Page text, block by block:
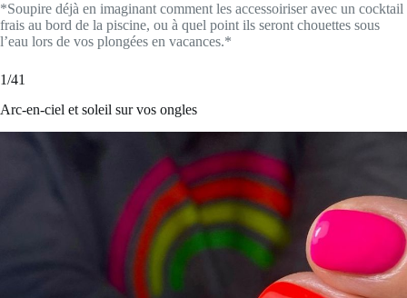
*Soupire déjà en imaginant comment les accessoiriser avec un cocktail
frais au bord de la piscine, ou à quel point ils seront chouettes sous
l’eau lors de vos plongées en vacances.*
1/41
Arc-en-ciel et soleil sur vos ongles